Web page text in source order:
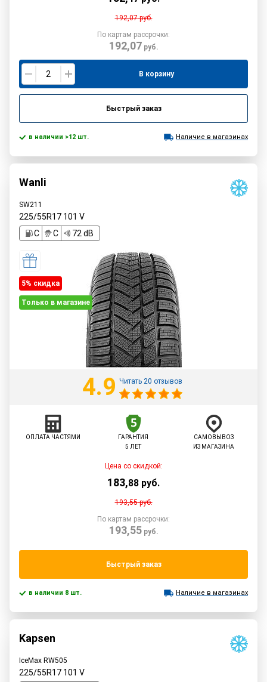
192,07руб.
По картам рассрочки:
192,07 руб.
В корзину
Быстрый заказ
в наличии >12 шт. Наличие в магазинах
Wanli
SW211
225/55R17 101 V
C
C 72 dB
5% cкидка
Только в магазине
4.9 Читать 20 отзывов
ОПЛАТА ЧАСТЯМИ
ГАРАНТИЯ
5 ЛЕТ
САМОВЫВОЗ
ИЗ МАГАЗИНА
Цена со скидкой:
183,88 руб.
193,55руб.
По картам рассрочки:
193,55руб.
Быстрый заказ
в наличии 8 шт. Наличие в магазинах
Kapsen
IceMax RW505
225/55R17 101 V